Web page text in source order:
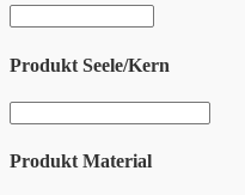
Produkt Seele/Kern
Produkt Material